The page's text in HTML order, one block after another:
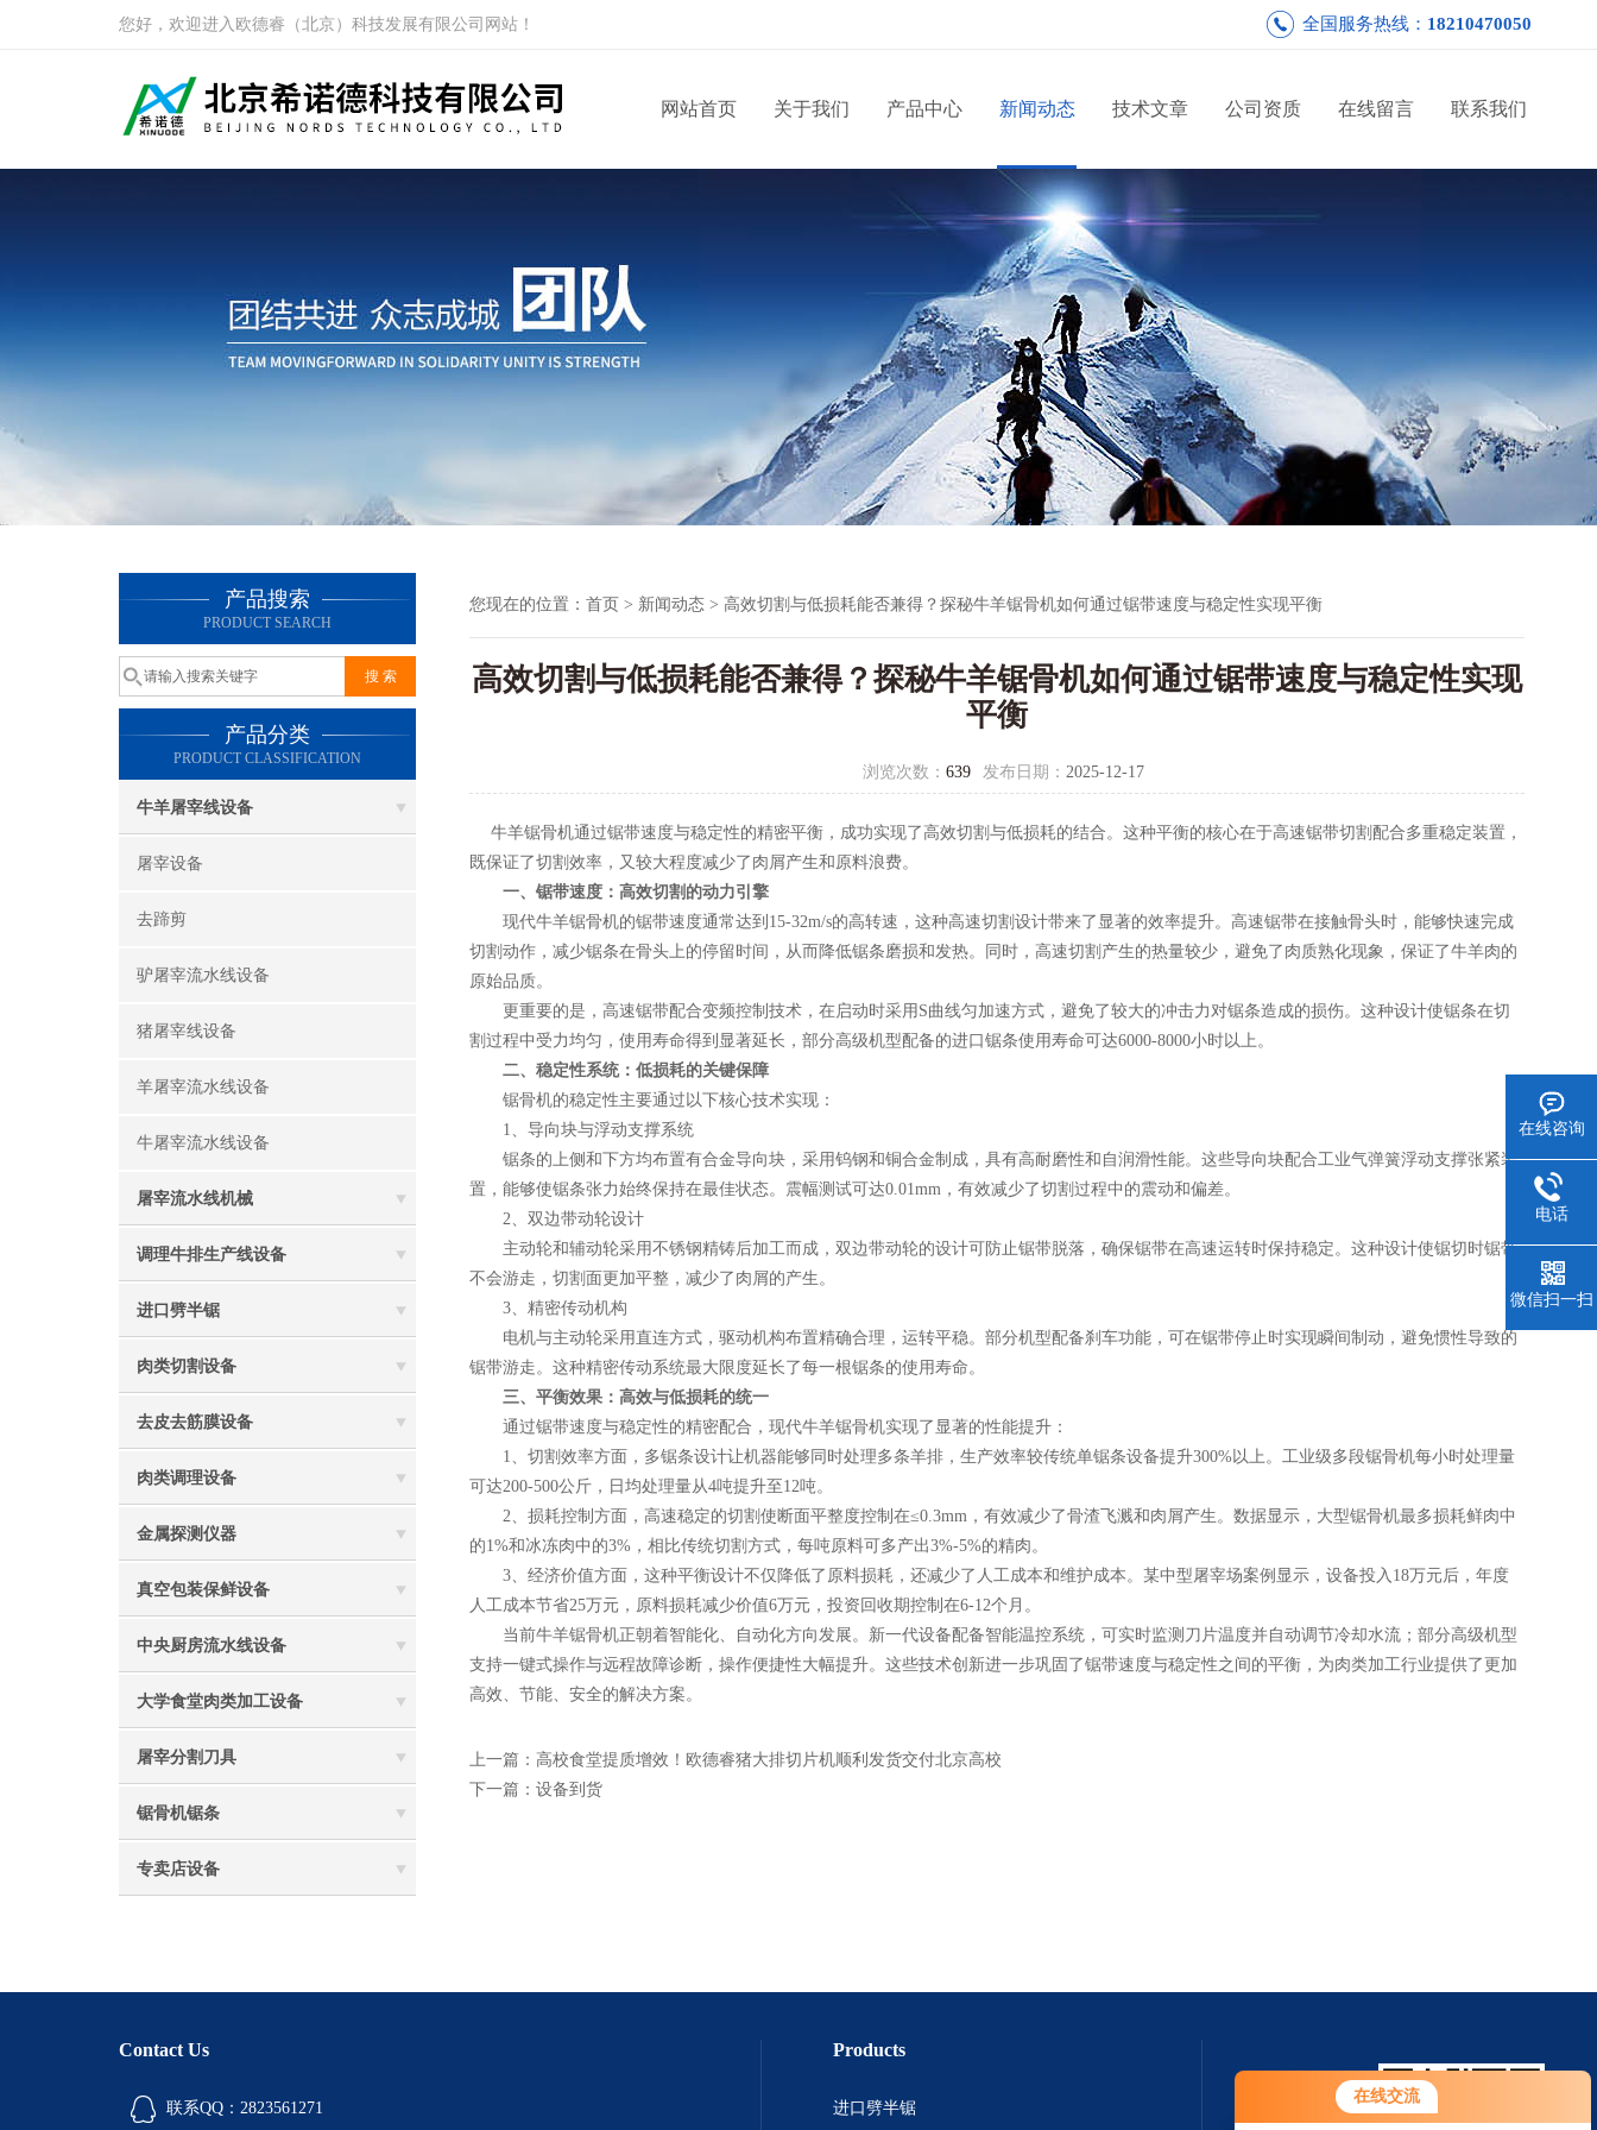
在线交流
您好，欢迎进入欧德睿（北京）科技发展有限公司网站！ 全国服务热线： 18210470050
网站首页 关于我们 产品中心 新闻动态 技术文章 公司资质 在线留言 联系我们
产品搜索
PRODUCT SEARCH
产品分类
PRODUCT CLASSIFICATION
牛羊屠宰线设备
屠宰设备
去蹄剪
驴屠宰流水线设备
猪屠宰线设备
羊屠宰流水线设备
牛屠宰流水线设备
屠宰流水线机械
调理牛排生产线设备
进口劈半锯
肉类切割设备
去皮去筋膜设备
肉类调理设备
金属探测仪器
真空包装保鲜设备
中央厨房流水线设备
大学食堂肉类加工设备
屠宰分割刀具
锯骨机锯条
专卖店设备
您现在的位置： 首页 > 新闻动态 > 高效切割与低损耗能否兼得？探秘牛羊锯骨机如何通过锯带速度与稳定性实现平衡
高效切割与低损耗能否兼得？探秘牛羊锯骨机如何通过锯带速度与稳定性实现
平衡
浏览次数： 639 发布日期： 2025-12-17
牛羊锯骨机通过锯带速度与稳定性的精密平衡，成功实现了高效切割与低损耗的结合。这种平衡的核心在于高速锯带切割配合多重稳定装置，
既保证了切割效率，又较大程度减少了肉屑产生和原料浪费。
一、锯带速度：高效切割的动力引擎
现代牛羊锯骨机的锯带速度通常达到15-32m/s的高转速，这种高速切割设计带来了显著的效率提升。高速锯带在接触骨头时，能够快速完成
切割动作，减少锯条在骨头上的停留时间，从而降低锯条磨损和发热。同时，高速切割产生的热量较少，避免了肉质熟化现象，保证了牛羊肉的
原始品质。
更重要的是，高速锯带配合变频控制技术，在启动时采用S曲线匀加速方式，避免了较大的冲击力对锯条造成的损伤。这种设计使锯条在切
割过程中受力均匀，使用寿命得到显著延长，部分高级机型配备的进口锯条使用寿命可达6000-8000小时以上。
二、稳定性系统：低损耗的关键保障
锯骨机的稳定性主要通过以下核心技术实现：
1、导向块与浮动支撑系统
锯条的上侧和下方均布置有合金导向块，采用钨钢和铜合金制成，具有高耐磨性和自润滑性能。这些导向块配合工业气弹簧浮动支撑张紧装
置，能够使锯条张力始终保持在最佳状态。震幅测试可达0.01mm，有效减少了切割过程中的震动和偏差。
2、双边带动轮设计
主动轮和辅动轮采用不锈钢精铸后加工而成，双边带动轮的设计可防止锯带脱落，确保锯带在高速运转时保持稳定。这种设计使锯切时锯带
不会游走，切割面更加平整，减少了肉屑的产生。
3、精密传动机构
电机与主动轮采用直连方式，驱动机构布置精确合理，运转平稳。部分机型配备刹车功能，可在锯带停止时实现瞬间制动，避免惯性导致的
锯带游走。这种精密传动系统最大限度延长了每一根锯条的使用寿命。
三、平衡效果：高效与低损耗的统一
通过锯带速度与稳定性的精密配合，现代牛羊锯骨机实现了显著的性能提升：
1、切割效率方面，多锯条设计让机器能够同时处理多条羊排，生产效率较传统单锯条设备提升300%以上。工业级多段锯骨机每小时处理量
可达200-500公斤，日均处理量从4吨提升至12吨。
2、损耗控制方面，高速稳定的切割使断面平整度控制在≤0.3mm，有效减少了骨渣飞溅和肉屑产生。数据显示，大型锯骨机最多损耗鲜肉中
的1%和冰冻肉中的3%，相比传统切割方式，每吨原料可多产出3%-5%的精肉。
3、经济价值方面，这种平衡设计不仅降低了原料损耗，还减少了人工成本和维护成本。某中型屠宰场案例显示，设备投入18万元后，年度
人工成本节省25万元，原料损耗减少价值6万元，投资回收期控制在6-12个月。
当前牛羊锯骨机正朝着智能化、自动化方向发展。新一代设备配备智能温控系统，可实时监测刀片温度并自动调节冷却水流；部分高级机型
支持一键式操作与远程故障诊断，操作便捷性大幅提升。这些技术创新进一步巩固了锯带速度与稳定性之间的平衡，为肉类加工行业提供了更加
高效、节能、安全的解决方案。
上一篇： 高校食堂提质增效！欧德睿猪大排切片机顺利发货交付北京高校
下一篇： 设备到货
Contact Us
联系QQ：2823561271
Products
进口劈半锯
在线咨询
电话
微信扫一扫